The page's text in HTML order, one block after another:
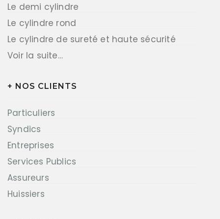
Le demi cylindre
Le cylindre rond
Le cylindre de sureté et haute sécurité
Voir la suite…
+ NOS CLIENTS
Particuliers
Syndics
Entreprises
Services Publics
Assureurs
Huissiers